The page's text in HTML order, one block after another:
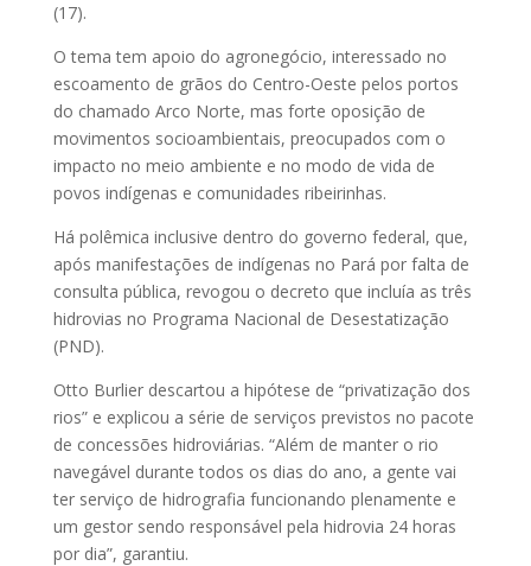
(17).
O tema tem apoio do agronegócio, interessado no
escoamento de grãos do Centro-Oeste pelos portos
do chamado Arco Norte, mas forte oposição de
movimentos socioambientais, preocupados com o
impacto no meio ambiente e no modo de vida de
povos indígenas e comunidades ribeirinhas.
Há polêmica inclusive dentro do governo federal, que,
após manifestações de indígenas no Pará por falta de
consulta pública, revogou o decreto que incluía as três
hidrovias no Programa Nacional de Desestatização
(PND).
Otto Burlier descartou a hipótese de “privatização dos
rios” e explicou a série de serviços previstos no pacote
de concessões hidroviárias. “Além de manter o rio
navegável durante todos os dias do ano, a gente vai
ter serviço de hidrografia funcionando plenamente e
um gestor sendo responsável pela hidrovia 24 horas
por dia”, garantiu.